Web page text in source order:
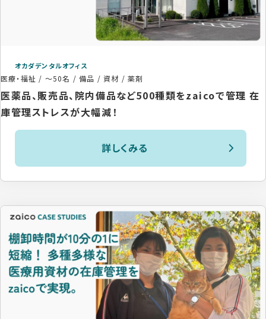
オカダデンタルオフィス
医療・福祉/ ～50名 /備品 / 資材 / 薬剤
医薬品、販売品、院内備品など500種類をzaicoで管理 在
庫管理ストレスが大幅減！
詳しくみる